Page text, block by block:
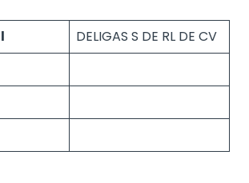
DELIGAS S DE RL DE CV